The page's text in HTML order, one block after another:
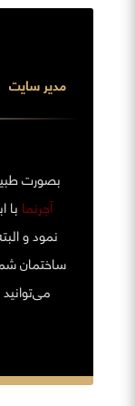
مدیر سایت
بصورت
آجرنمابا
نمود و
ساختمان